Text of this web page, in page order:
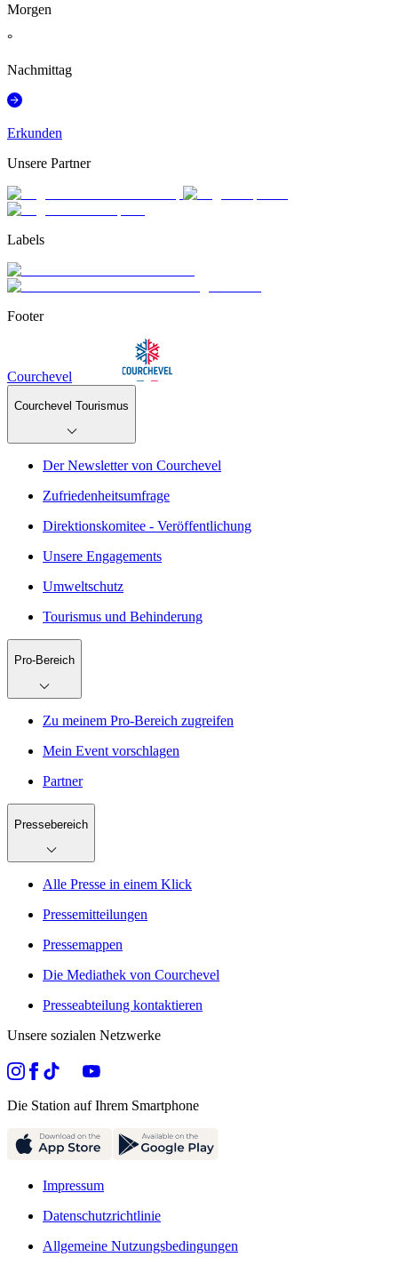
Morgen
°
Nachmittag
Erkunden
Unsere Partner
Labels
Footer
Courchevel
Courchevel Tourismus
Der Newsletter von Courchevel
Zufriedenheitsumfrage
Direktionskomitee - Veröffentlichung
Unsere Engagements
Umweltschutz
Tourismus und Behinderung
Pro-Bereich
Zu meinem Pro-Bereich zugreifen
Mein Event vorschlagen
Partner
Pressebereich
Alle Presse in einem Klick
Pressemitteilungen
Pressemappen
Die Mediathek von Courchevel
Presseabteilung kontaktieren
Unsere sozialen Netzwerke
Die Station auf Ihrem Smartphone
Impressum
Datenschutzrichtlinie
Allgemeine Nutzungsbedingungen